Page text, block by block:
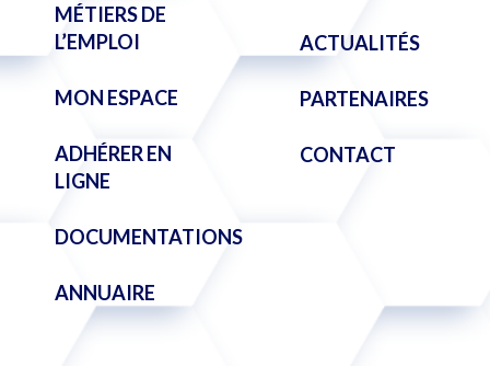
MÉTIERS DE
L’EMPLOI
MON ESPACE
ADHÉRER EN
LIGNE
DOCUMENTATIONS
ANNUAIRE
ACTUALITÉS
PARTENAIRES
CONTACT